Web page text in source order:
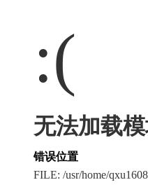
:(
无法加载
错误位置
FILE: /usr/home/